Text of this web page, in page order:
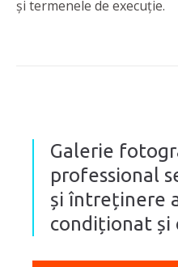
și termenele de execuție.
Galerie
professional
și întreținere
condiționat și